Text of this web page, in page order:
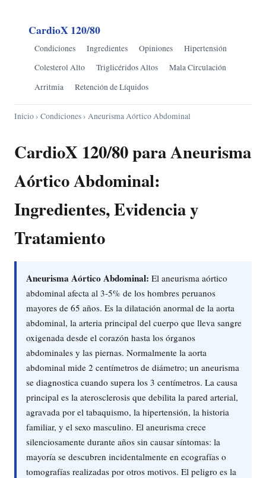
CardioX 120/80
Condiciones Ingredientes Opiniones
Hipertensión
Colesterol Alto
Triglicéridos Altos
Mala Circulación
Arritmia
Retención de Líquidos
Inicio› Condiciones› Aneurisma Aórtico Abdominal
CardioX 120/80 para Aneurisma
Aórtico Abdominal:
Ingredientes, Evidencia y
Tratamiento
Aneurisma Aórtico Abdominal: El aneurisma aórtico
abdominal afecta al 3-5% de los hombres peruanos
mayores de 65 años. Es la dilatación anormal de la aorta
abdominal, la arteria principal del cuerpo que lleva sangre
oxigenada desde el corazón hasta los órganos
abdominales y las piernas. Normalmente la aorta
abdominal mide 2 centímetros de diámetro; un aneurisma
se diagnostica cuando supera los 3 centímetros. La causa
principal es la aterosclerosis que debilita la pared arterial,
agravada por el tabaquismo, la hipertensión, la historia
familiar, y el sexo masculino. El aneurisma crece
silenciosamente durante años sin causar síntomas: la
mayoría se descubren incidentalmente en ecografías o
tomografías realizadas por otros motivos. El peligro es la